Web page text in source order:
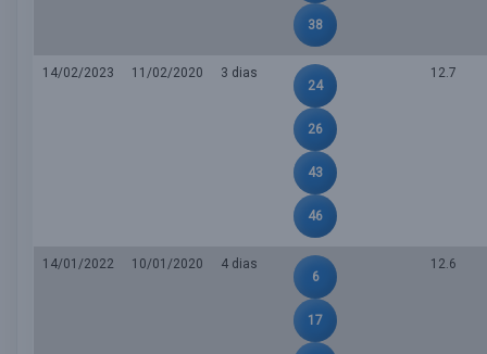
38
14/02/2023 11/02/2020
3 dias
24
26
43
46
12.7
14/01/2022 10/01/2020
4 dias
6
17
12.6